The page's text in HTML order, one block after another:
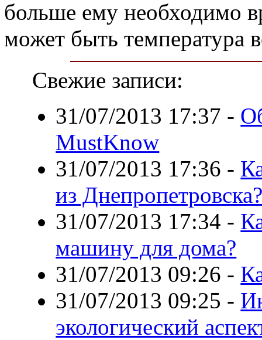
больше ему необходимо
может быть температура
Свежие записи:
31/07/2013 17:37 -
MustKnow
31/07/2013 17:36 -
из
31/07/2013 17:34 -
машину для дома?
31/07/2013 09:26 -
31/07/2013 09:25 -
экологический